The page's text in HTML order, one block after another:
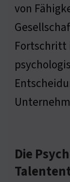
von
Fortschritt
Die